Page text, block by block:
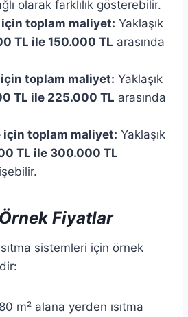
olarak farklılık gösterebilir.​
için toplam maliyet: Yaklaşık
TL ile 150.000 TL arasında
için toplam maliyet: Yaklaşık
TL ile 225.000 TL arasında
için toplam maliyet: Yaklaşık
TL ile 300.000 TL
Fiyatlar
sistemleri için örnek
80 m² alana yerden ısıtma